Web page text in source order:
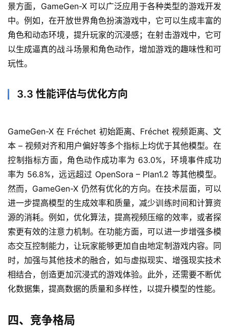
景方面，GameGen-X 可以广泛应用于各种类型的游戏开发
中。例如，在开放世界角色扮演游戏中，它可以生成丰富的
角色和动态环境，提升玩家的沉浸感；在射击游戏中，它可
以生成逼真的战斗场景和角色动作，增加游戏的趣味性和可
玩性。
3.3 性能评估与优化方向
GameGen-X 在 Fréchet 初始距离、Fréchet 视频距离、文
本 – 视频对齐和用户偏好等多个指标上均优于其他模型。在
控制指标方面，角色动作成功率为 63.0%，环境事件成功
率为 56.8%，远远超过 OpenSora – Plan1.2 等其他模型。
然而，GameGen-X 仍然有优化的方向。在技术层面，可以
进一步提高模型的生成效率和质量，减少训练时间和计算资
源的消耗。例如，优化算法，提高视频压缩的效率，或者探
索更有效的注意力机制。在功能方面，可以进一步增强多模
态交互控制能力，让玩家能够更加自由地定制游戏内容。同
时，加强与其他技术的融合，如与虚拟现实、增强现实技术
相结合，创造更加沉浸式的游戏体验。此外，还需要不断优
化数据集，提高数据的质量和多样性，以提升模型的性能。
四、竞争格局